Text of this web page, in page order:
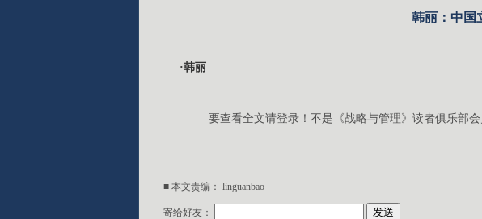
韩丽：中国
·韩丽
要查看全文请登录！不是《战略与管理》读者俱乐部
■ 本文责编： linguanbao
寄给好友：